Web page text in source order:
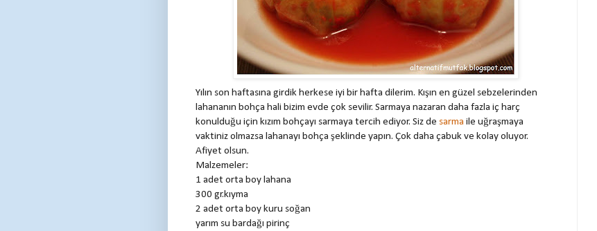
Yılın son haftasına girdik herkese iyi bir hafta dilerim. Kışın en güzel sebzelerinden
lahananın bohça hali bizim evde çok sevilir. Sarmaya nazaran daha fazla iç harç
konulduğu için kızım bohçayı sarmaya tercih ediyor. Siz de sarma ile uğraşmaya
vaktiniz olmazsa lahanayı bohça şeklinde yapın. Çok daha çabuk ve kolay oluyor.
Afiyet olsun.
Malzemeler:
1 adet orta boy lahana
300 gr.kıyma
2 adet orta boy kuru soğan
yarım su bardağı pirinç